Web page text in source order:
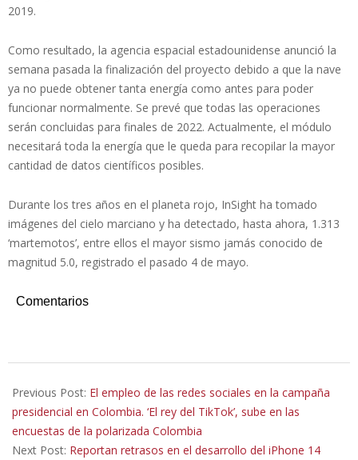
2019.
Como resultado, la agencia espacial estadounidense anunció la
semana pasada la finalización del proyecto debido a que la nave
ya no puede obtener tanta energía como antes para poder
funcionar normalmente. Se prevé que todas las operaciones
serán concluidas para finales de 2022. Actualmente, el módulo
necesitará toda la energía que le queda para recopilar la mayor
cantidad de datos científicos posibles.
Durante los tres años en el planeta rojo, InSight ha tomado
imágenes del cielo marciano y ha detectado, hasta ahora, 1.313
‘martemotos’, entre ellos el mayor sismo jamás conocido de
magnitud 5.0, registrado el pasado 4 de mayo.
Comentarios
05-
26
Previous Post: El empleo de las redes sociales en la campaña
presidencial en Colombia. ‘El rey del TikTok’, sube en las
encuestas de la polarizada Colombia
Next Post: Reportan retrasos en el desarrollo del iPhone 14